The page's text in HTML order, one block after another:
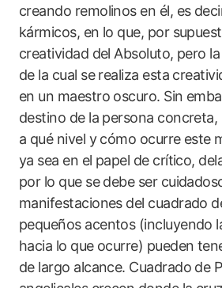
creando remolinos en él, es
kármicos, en lo que, por
creatividad del Absoluto, pero
de la cual se realiza esta
en un maestro oscuro. Sin
destino de la persona
a qué nivel y cómo ocurre este
ya sea en el papel de crítico,
por lo que se debe ser
manifestaciones del cuadrado
pequeños acentos (incluyendo
hacia lo que ocurre) pueden
de largo alcance. Cuadrado de